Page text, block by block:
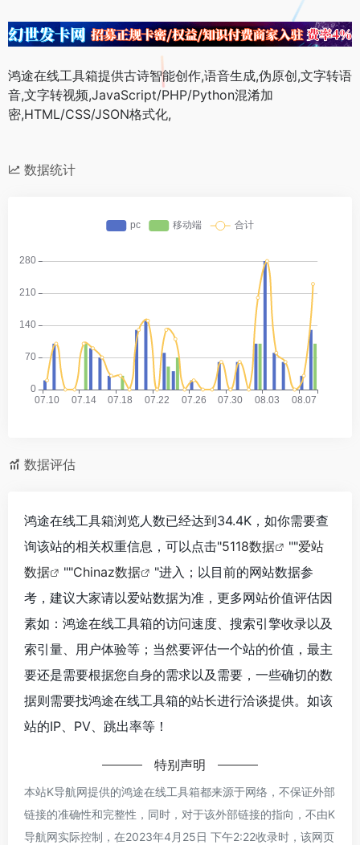
鸿途在线工具箱提供古诗智能创作,语音生成,伪原创,文字转语
音,文字转视频,JavaScript/PHP/Python混淆加
密,HTML/CSS/JSON格式化,
数据统计
数据评估
鸿途在线工具箱浏览人数已经达到34.4K，如你需要查
询该站的相关权重信息，可以点击"5118数据 ""爱站
数据
""Chinaz数据
"进入；以目前的网站数据参
考，建议大家请以爱站数据为准，更多网站价值评估因
素如：鸿途在线工具箱的访问速度、搜索引擎收录以及
索引量、用户体验等；当然要评估一个站的价值，最主
要还是需要根据您自身的需求以及需要，一些确切的数
据则需要找鸿途在线工具箱的站长进行洽谈提供。如该
站的IP、PV、跳出率等！
特别声明
本站K导航网提供的鸿途在线工具箱都来源于网络，不保证外部
链接的准确性和完整性，同时，对于该外部链接的指向，不由K
导航网实际控制，在2023年4月25日 下午2:22收录时，该网页